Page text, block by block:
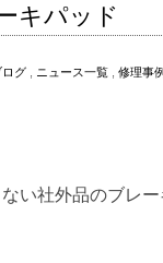
キパッド
ログ
ニュース一覧 ,修理事
い社外品のブレ